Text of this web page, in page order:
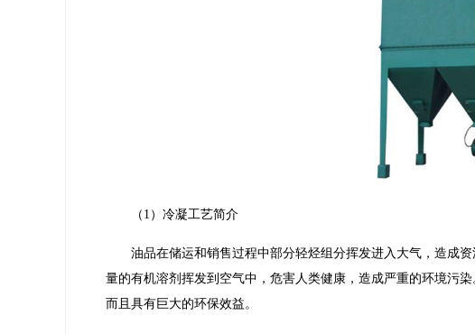
（1）冷凝工艺简介
油品在储运和销售过程中部分轻烃组分挥发进入大气，造成资
量的有机溶剂挥发到空气中，危害人类健康，造成严重的环境污
而且具有巨大的环保效益。